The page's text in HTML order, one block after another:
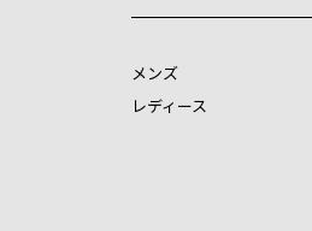
メンズ
レディース